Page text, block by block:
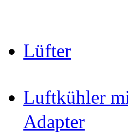
Lüfter
Luftkühler
Adapter